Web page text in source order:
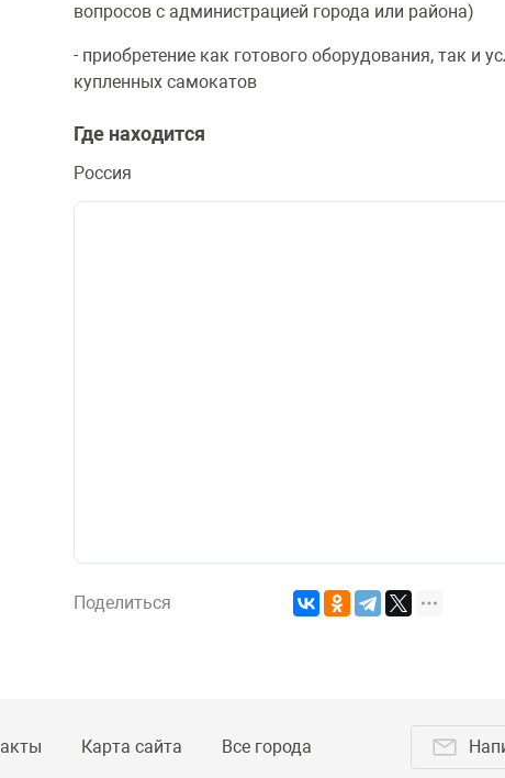
вопросов с администрацией города или района)
- приобретение как готового оборудования, так и
купленных самокатов
Где находится
Россия
Поделиться
Карта сайта Все города